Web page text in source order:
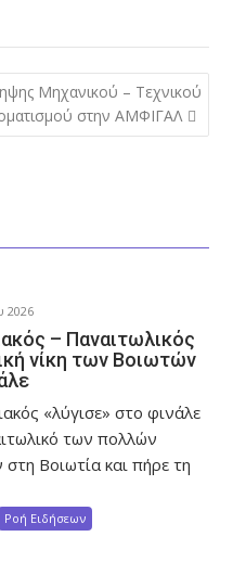
Μηχανικού – Τεχνικού
στην ΑΜΦΙΓΑΛ
2026
– Παναιτωλικός
νίκη των Βοιωτών
«λύγισε» στο φινάλε
των πολλών
Βοιωτία και πήρε τη
Ροή Ειδήσεων